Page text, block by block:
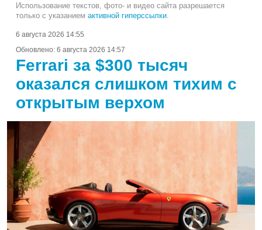
Использование текстов, фото- и видео сайта разрешается
только с указанием активной гиперссылки
6 августа 2026 14:55
Обновлено: 6 августа 2026 14:57
Ferrari за $300 тысяч
оказался слишком тихим с
открытым верхом